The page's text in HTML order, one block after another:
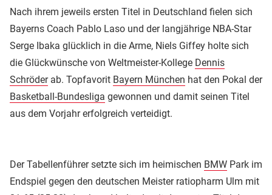
Nach ihrem jeweils ersten Titel in Deutschland fielen sich
Bayerns Coach Pablo Laso und der langjährige NBA-Star
Serge Ibaka glücklich in die Arme, Niels Giffey holte sich
die Glückwünsche von Weltmeister-Kollege Dennis
Schröderab. Topfavorit Bayern München hat den Pokal der
Basketball-Bundesliga gewonnen und damit seinen Titel
aus dem Vorjahr erfolgreich verteidigt.
Der Tabellenführer setzte sich im heimischen BMW Park im
Endspiel gegen den deutschen Meister ratiopharm Ulm mit